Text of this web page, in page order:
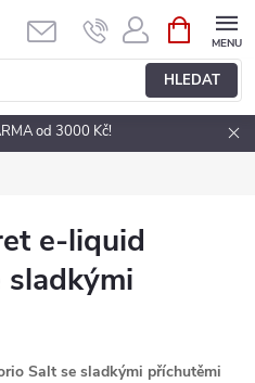
HLEDAT
NÁKUPNÍ
KOŠÍK
od 3000 Kč!
e-liquid
sladkými
Salt se sladkými příchutěmi